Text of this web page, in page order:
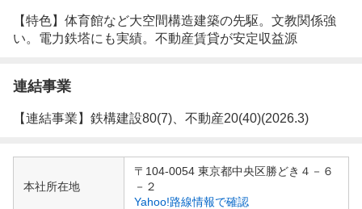
【特色】体育館など大空間構造建築の先駆。文教関係強
い。電力鉄塔にも実績。不動産賃貸が安定収益源
連結事業
【連結事業】鉄構建設80(7)、不動産20(40)(2026.3)
企
情本社所在地
〒104-0054 東京都中央区勝どき４－６
－２
Yahoo!路線情報で確認